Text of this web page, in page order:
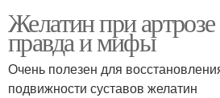
Желатин при артрозе
правда и мифы
Очень полезен для
подвижности суставов желатин